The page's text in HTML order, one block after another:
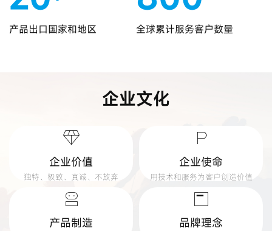
产品出口国家和地区 全球累计服务客户数量
企业文化
企业价值
独特、极致、真诚、不放弃
企业使命
用技术和服务为客户创造价值
产品制造 品牌理念